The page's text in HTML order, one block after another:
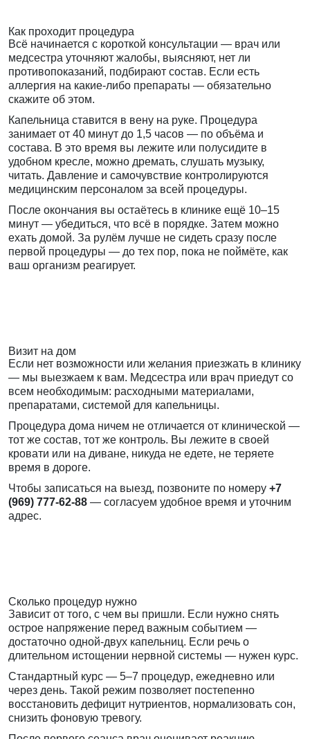
Как проходит процедура
Всё начинается с короткой консультации — врач или
медсестра уточняют жалобы, выясняют, нет ли
противопоказаний, подбирают состав. Если есть
аллергия на какие-либо препараты — обязательно
скажите об этом.
Капельница ставится в вену на руке. Процедура
занимает от 40 минут до 1,5 часов — по объёма и
состава. В это время вы лежите или полусидите в
удобном кресле, можно дремать, слушать музыку,
читать. Давление и самочувствие контролируются
медицинским персоналом за всей процедуры.
После окончания вы остаётесь в клинике ещё 10–15
минут — убедиться, что всё в порядке. Затем можно
ехать домой. За рулём лучше не сидеть сразу после
первой процедуры — до тех пор, пока не поймёте, как
ваш организм реагирует.
Визит на дом
Если нет возможности или желания приезжать в клинику
— мы выезжаем к вам. Медсестра или врач приедут со
всем необходимым: расходными материалами,
препаратами, системой для капельницы.
Процедура дома ничем не отличается от клинической —
тот же состав, тот же контроль. Вы лежите в своей
кровати или на диване, никуда не едете, не теряете
время в дороге.
Чтобы записаться на выезд, позвоните по номеру +7
(969) 777-62-88 — согласуем удобное время и уточним
адрес.
Сколько процедур нужно
Зависит от того, с чем вы пришли. Если нужно снять
острое напряжение перед важным событием —
достаточно одной-двух капельниц. Если речь о
длительном истощении нервной системы — нужен курс.
Стандартный курс — 5–7 процедур, ежедневно или
через день. Такой режим позволяет постепенно
восстановить дефицит нутриентов, нормализовать сон,
снизить фоновую тревогу.